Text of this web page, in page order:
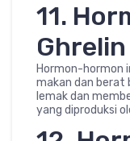
11.
Ghrelin
Hormon-hormon
makan dan berat
lemak dan
yang diproduksi